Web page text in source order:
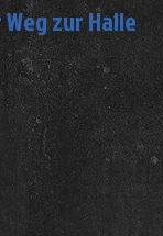
zur Halle